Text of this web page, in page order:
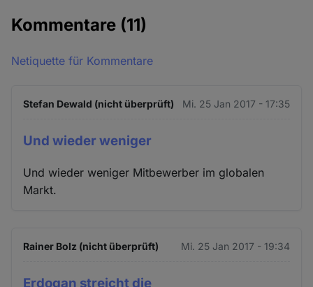
Kommentare (11)
Netiquette für Kommentare
Stefan Dewald (nicht überprüft) Mi. 25 Jan 2017 - 17:35
Und wieder weniger
Und wieder weniger Mitbewerber im globalen
Markt.
Rainer Bolz (nicht überprüft) Mi. 25 Jan 2017 - 19:34
Erdogan streicht die